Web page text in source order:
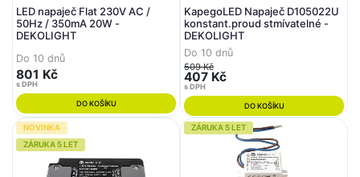
LED napaječ Flat 230V AC /
50Hz / 350mA 20W -
DEKOLIGHT
Do 10 dnů
801 Kč
s DPH
DO KOŠÍKU
KapegoLED Napaječ D105022U
konstant.proud stmívatelné -
DEKOLIGHT
Do 10 dnů
509 Kč
407 Kč
s DPH
DO KOŠÍKU
NOVINKA
ZÁRUKA 5 LET
ZÁRUKA 5 LET